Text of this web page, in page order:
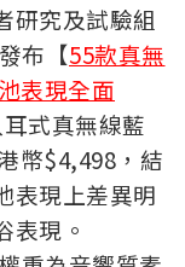
研究及試驗組
布【55款真無
表現全面
式真無線藍
幣$4,498，結
表現上差異明
表現。